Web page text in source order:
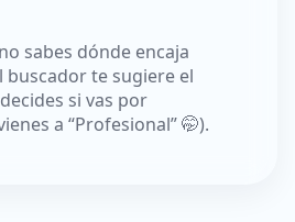
sabes dónde encaja
buscador te sugiere el
si vas por
a “Profesional” 🤭).